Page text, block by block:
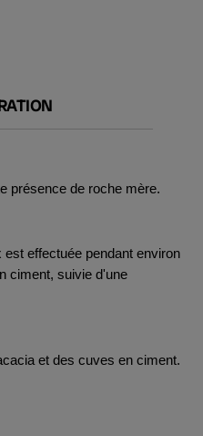
présence de roche mère.
effectuée pendant environ
ciment, suivie d'une
et des cuves en ciment.